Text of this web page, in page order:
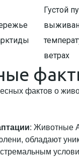
Густой
ветрах
фактов о
: Животные
обладают